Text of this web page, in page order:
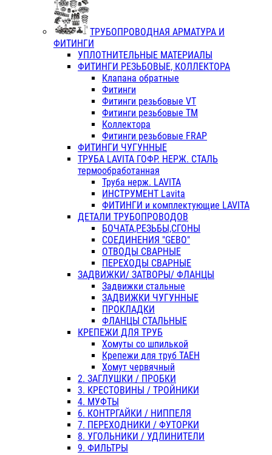
ТРУБОПРОВОДНАЯ АРМАТУРА И
ФИТИНГИ
УПЛОТНИТЕЛЬНЫЕ МАТЕРИАЛЫ
ФИТИНГИ РЕЗЬБОВЫЕ, КОЛЛЕКТОРА
Клапана обратные
Фитинги
Фитинги резьбовые VT
Фитинги резьбовые ТМ
Коллектора
Фитинги резьбовые FRAP
ФИТИНГИ ЧУГУННЫЕ
ТРУБА LAVITA ГОФР. НЕРЖ. СТАЛЬ
термообработанная
Труба нерж. LAVITA
ИНСТРУМЕНТ Lavita
ФИТИНГИ и комплектующие LAVITA
ДЕТАЛИ ТРУБОПРОВОДОВ
БОЧАТА,РЕЗЬБЫ,СГОНЫ
СОЕДИНЕНИЯ "GEBO"
ОТВОДЫ СВАРНЫЕ
ПЕРЕХОДЫ СВАРНЫЕ
ЗАДВИЖКИ/ ЗАТВОРЫ/ ФЛАНЦЫ
Задвижки стальные
ЗАДВИЖКИ ЧУГУННЫЕ
ПРОКЛАДКИ
ФЛАНЦЫ СТАЛЬНЫЕ
КРЕПЕЖИ ДЛЯ ТРУБ
Хомуты со шпилькой
Крепежи для труб ТАЕН
Хомут червячный
2. ЗАГЛУШКИ / ПРОБКИ
3. КРЕСТОВИНЫ / ТРОЙНИКИ
4. МУФТЫ
6. КОНТРГАЙКИ / НИППЕЛЯ
7. ПЕРЕХОДНИКИ / ФУТОРКИ
8. УГОЛЬНИКИ / УДЛИНИТЕЛИ
9. ФИЛЬТРЫ